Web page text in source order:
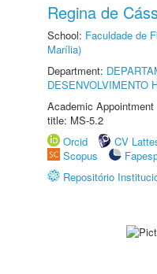
Regina de
School: Faculdade de
Marília)
Department:
DESENVOLVIMENTO
Academic
title: MS-5.2
Orcid
CV
Scopus
Repositório